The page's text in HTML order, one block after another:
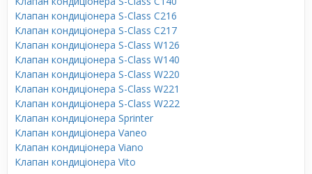
Клапан кондиціонера S-Class C216
Клапан кондиціонера S-Class C217
Клапан кондиціонера S-Class W126
Клапан кондиціонера S-Class W140
Клапан кондиціонера S-Class W220
Клапан кондиціонера S-Class W221
Клапан кондиціонера S-Class W222
Клапан кондиціонера Sprinter
Клапан кондиціонера Vaneo
Клапан кондиціонера Viano
Клапан кондиціонера Vito